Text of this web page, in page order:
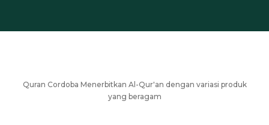
Quran Cordoba Menerbitkan Al-Qur'an dengan variasi produk
yang beragam